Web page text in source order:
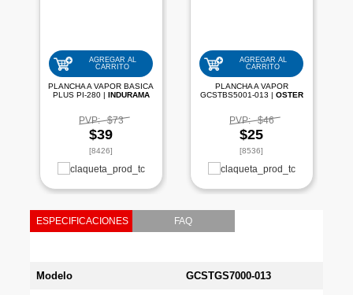
AGREGAR AL
CARRITO
PLANCHA A VAPOR BASICA
PLUS PI-280 | INDURAMA
PVP: $73
$39
[8426]
AGREGAR AL
CARRITO
PLANCHA A VAPOR
GCSTBS5001-013 | OSTER
PVP: $46
$25
[8536]
ESPECIFICACIONES FAQ
Modelo GCSTGS7000-013